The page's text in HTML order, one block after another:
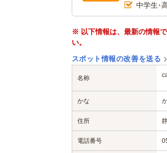
中学生･
※ 以下情報は、最新の情報
い。
スポット情報の改善を送る
名称
かな
住所
電話番号